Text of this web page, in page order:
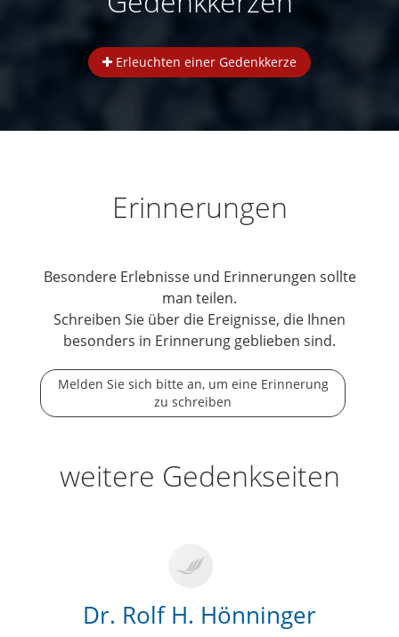
Erleuchten einer Gedenkkerze
Erinnerungen
Besondere Erlebnisse und Erinnerungen sollte
man teilen.
Schreiben Sie über die Ereignisse, die Ihnen
besonders in Erinnerung geblieben sind.
Melden Sie sich bitte an, um eine Erinnerung
zu schreiben
weitere Gedenkseiten
Dr. Rolf H. Hönninger